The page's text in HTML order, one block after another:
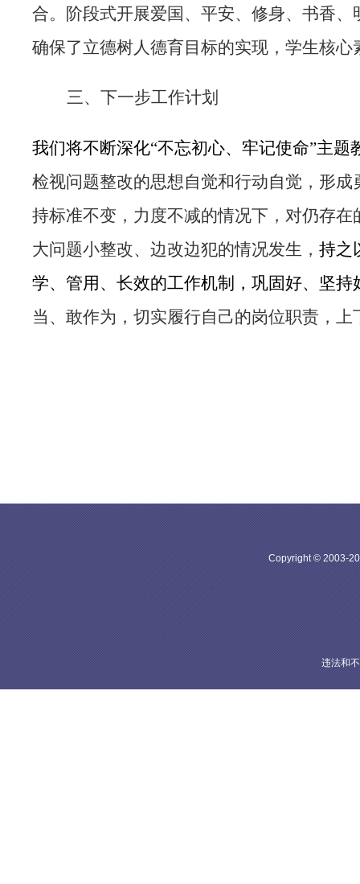
合。 阶段式开展爱国、平安、修身、书香
确保了立德树人德育目标的实现，学生核
三、下一步工作计划
我们将不断深化“不忘初心、牢记使命”主题
检视问题整改的思想自觉和行动自觉，形
持标准不变，力度不减的情况下，对仍存
大问题小整改、边改边犯的情况发生， 持之
学、管用、长效的工作机制，巩固好、坚
当、敢作为，切实履行自己的岗位职责，
Copyright © 2003-
违法和